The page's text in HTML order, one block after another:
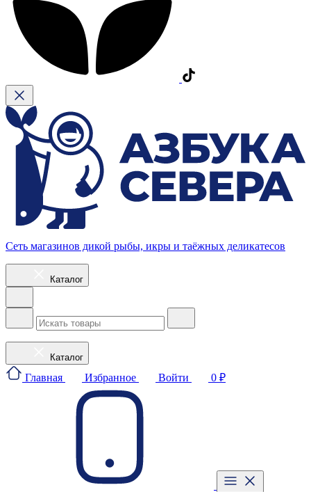
Сеть магазинов дикой рыбы, икры и таёжных деликатесов
Каталог
Каталог
Главная Избранное Войти 0 ₽